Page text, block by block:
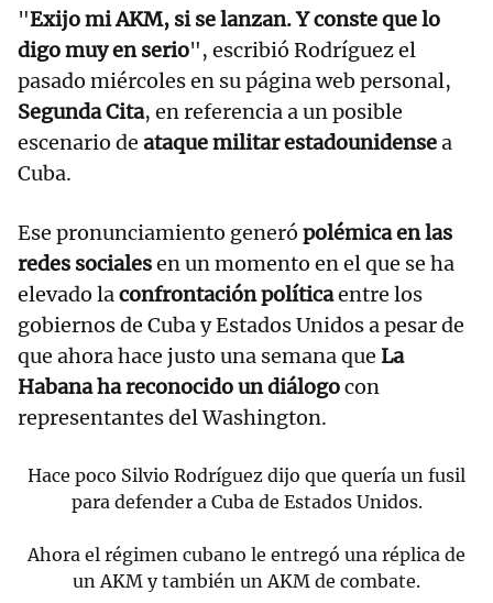
"Exijo mi AKM, si se lanzan. Y conste que lo
digo muy en serio", escribió Rodríguez el
pasado miércoles en su página web personal,
Segunda Cita, en referencia a un posible
escenario de ataque militar estadounidensea
Cuba.
Ese pronunciamiento generó polémica en las
redes socialesen un momento en el que se ha
elevado laconfrontación políticaentre los
gobiernos de Cuba y Estados Unidos a pesar de
que ahora hace justo una semana que La
Habana ha reconocido un diálogocon
representantes del Washington.
Hace poco Silvio Rodríguez dijo que quería un fusil
para defender a Cuba de Estados Unidos.
Ahora el régimen cubano le entregó una réplica de
un AKM y también un AKM de combate.